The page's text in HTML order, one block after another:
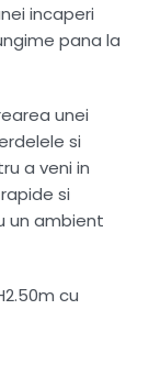
incaperi
pana la
unei
si
a veni in
si
un ambient
cu